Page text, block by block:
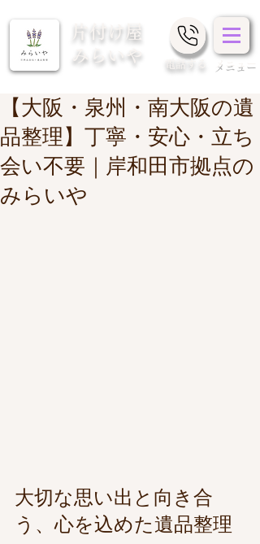
片付け屋
みらいや
​電話する メニュー
【大阪・泉州・南大阪の遺
品整理】丁寧・安心・立ち
会い不要｜岸和田市拠点の
みらいや
大切な思い出と向き合
う、心を込めた遺品整理